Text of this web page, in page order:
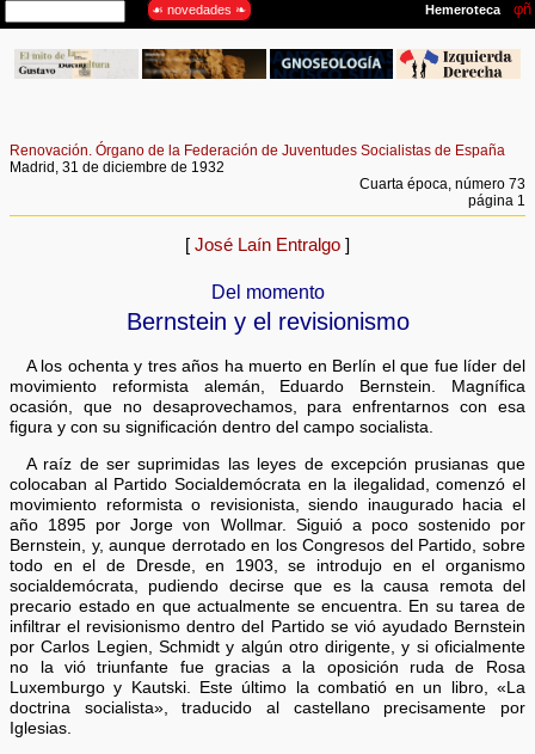
Renovación. Órgano de la Federación de Juventudes Socialistas de España
Madrid, 31 de diciembre de 1932
Cuarta época, número 73
página 1
[ José Laín Entralgo ]
Del momento
Bernstein y el revisionismo
A los ochenta y tres años ha muerto en Berlín el que fue líder del
movimiento reformista alemán, Eduardo Bernstein. Magnífica
ocasión, que no desaprovechamos, para enfrentarnos con esa
figura y con su significación dentro del campo socialista.
A raíz de ser suprimidas las leyes de excepción prusianas que
colocaban al Partido Socialdemócrata en la ilegalidad, comenzó el
movimiento reformista o revisionista, siendo inaugurado hacia el
año 1895 por Jorge von Wollmar. Siguió a poco sostenido por
Bernstein, y, aunque derrotado en los Congresos del Partido, sobre
todo en el de Dresde, en 1903, se introdujo en el organismo
socialdemócrata, pudiendo decirse que es la causa remota del
precario estado en que actualmente se encuentra. En su tarea de
infiltrar el revisionismo dentro del Partido se vió ayudado Bernstein
por Carlos Legien, Schmidt y algún otro dirigente, y si oficialmente
no la vió triunfante fue gracias a la oposición ruda de Rosa
Luxemburgo y Kautski. Este último la combatió en un libro, «La
doctrina socialista», traducido al castellano precisamente por
Iglesias.